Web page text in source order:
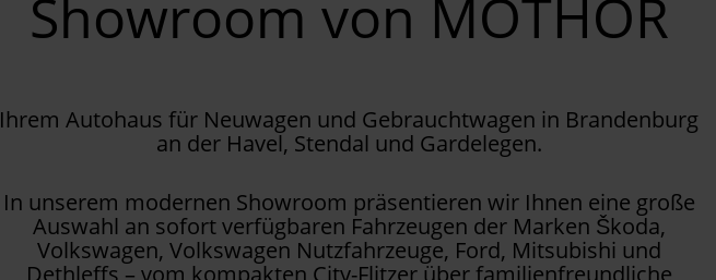
Showroom von MOTHOR
Ihrem Autohaus für Neuwagen und Gebrauchtwagen in Brandenburg
an der Havel, Stendal und Gardelegen.
In unserem modernen Showroom präsentieren wir Ihnen eine große
Auswahl an sofort verfügbaren Fahrzeugen der Marken Škoda,
Volkswagen, Volkswagen Nutzfahrzeuge, Ford, Mitsubishi und
Dethleffs – vom kompakten City-Flitzer über familienfreundliche